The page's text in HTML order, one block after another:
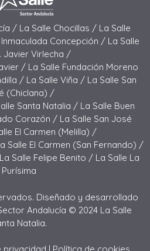
/ La Salle Chocillas / La Salle
Inmaculada Concepción / La Salle
Javier Virlecha /
/ La Salle Fundación Moreno
/ La Salle Viña / La Salle San
(Chiclana) /
Santa Natalia / La Salle Buen
Corazón / La Salle San José
El Carmen (Melilla) /
Salle El Carmen (San Fernando) /
La Salle Felipe Benito / La Salle La
Purísima
Diseñado y desarrollado
Andalucía © 2024 La Salle
Natalia.
privacidad | Política de cookies